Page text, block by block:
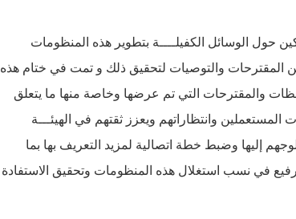
حول الوسائل الكفيلــــة بتطوير هذه المنظومات
المقترحات والتوصيات لتحقيق ذلك و تمت في ختام هذه
والمقترحات التي تم عرضها وخاصة منها ما يتعلق
وانتظاراتهم ويعزز ثقتهم في الهيئـــة
إليها وضبط خطة اتصالية لمزيد التعريف بها بما
في نسب استغلال هذه المنظومات وتحقيق الاستفادة